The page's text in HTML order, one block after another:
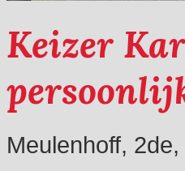
Keizer
Meulenhoff,